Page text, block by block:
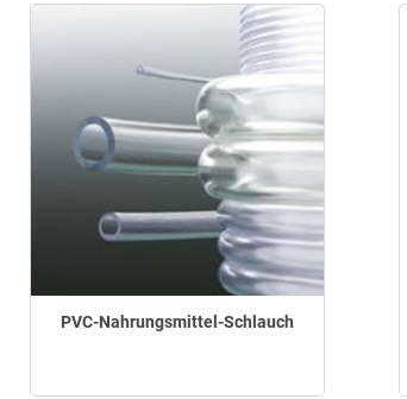
PVC-Nahrungsmittel-Schlauch